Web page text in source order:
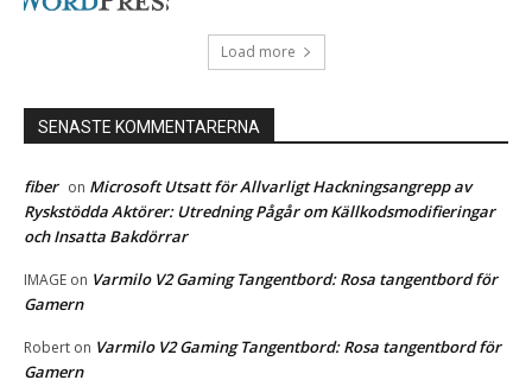
Load more
SENASTE KOMMENTARERNA
fiber on Microsoft Utsatt för Allvarligt Hackningsangrepp av
Ryskstödda Aktörer: Utredning Pågår om Källkodsmodifieringar
och Insatta Bakdörrar
IMAGE on Varmilo V2 Gaming Tangentbord: Rosa tangentbord för
Gamern
Robert on Varmilo V2 Gaming Tangentbord: Rosa tangentbord för
Gamern